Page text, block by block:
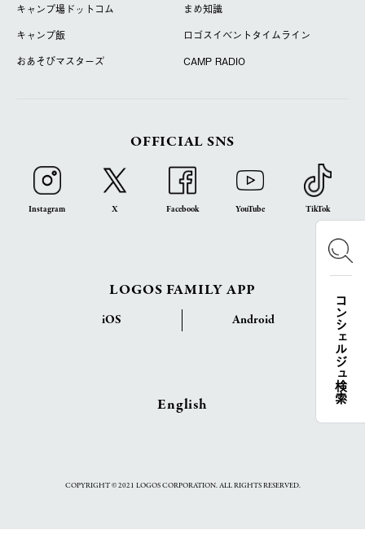
コンシェルジュ検索
キャンプ場ドットコム
まめ知識
キャンプ飯
ロゴスイベントタイムライン
おあそびマスターズ
CAMP RADIO
OFFICIAL SNS
Instagram X Facebook YouTube TikTok
LOGOS FAMILY APP
iOS Android
English
COPYRIGHT © 2021 LOGOS CORPORATION. ALL RIGHTS RESERVED.